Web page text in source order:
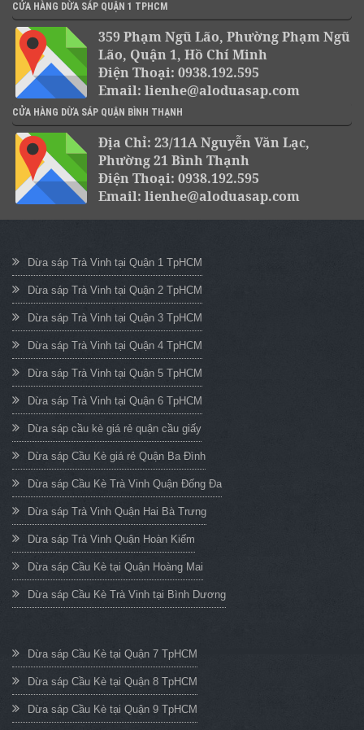
CỬA HÀNG DỪA SÁP QUẬN 1 TPHCM
359 Phạm Ngũ Lão, Phường Phạm Ngũ
Lão, Quận 1, Hồ Chí Minh
Điện Thoại: 0938.192.595
Email: lienhe@aloduasap.com
CỬA HÀNG DỪA SÁP QUẬN BÌNH THẠNH
Địa Chỉ: 23/11A Nguyễn Văn Lạc,
Phường 21 Bình Thạnh
Điện Thoại: 0938.192.595
Email: lienhe@aloduasap.com
Dừa sáp Trà Vinh tại Quận 1 TpHCM
Dừa sáp Trà Vinh tại Quận 2 TpHCM
Dừa sáp Trà Vinh tại Quận 3 TpHCM
Dừa sáp Trà Vinh tại Quận 4 TpHCM
Dừa sáp Trà Vinh tại Quận 5 TpHCM
Dừa sáp Trà Vinh tại Quận 6 TpHCM
Dừa sáp cầu kè giá rẻ quận cầu giấy
Dừa sáp Cầu Kè giá rẻ Quận Ba Đình
Dừa sáp Cầu Kè Trà Vinh Quận Đống Đa
Dừa sáp Trà Vinh Quận Hai Bà Trưng
Dừa sáp Trà Vinh Quận Hoàn Kiếm
Dừa sáp Cầu Kè tại Quận Hoàng Mai
Dừa sáp Cầu Kè Trà Vinh tại Bình Dương
Dừa sáp Cầu Kè tại Quận 7 TpHCM
Dừa sáp Cầu Kè tại Quận 8 TpHCM
Dừa sáp Cầu Kè tại Quận 9 TpHCM